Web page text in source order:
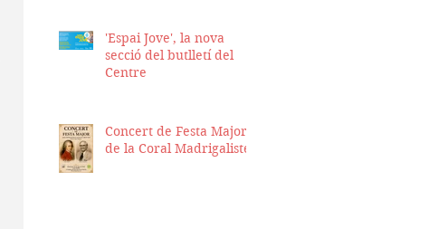
'Espai Jove', la nova
secció del butlletí del
Centre
Concert de Festa Major
de la Coral Madrigalistes